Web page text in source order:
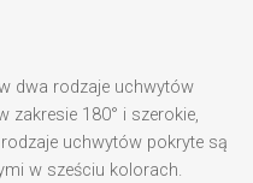
dwa rodzaje uchwytów
180° i szerokie,
uchwytów pokryte są
w sześciu kolorach.